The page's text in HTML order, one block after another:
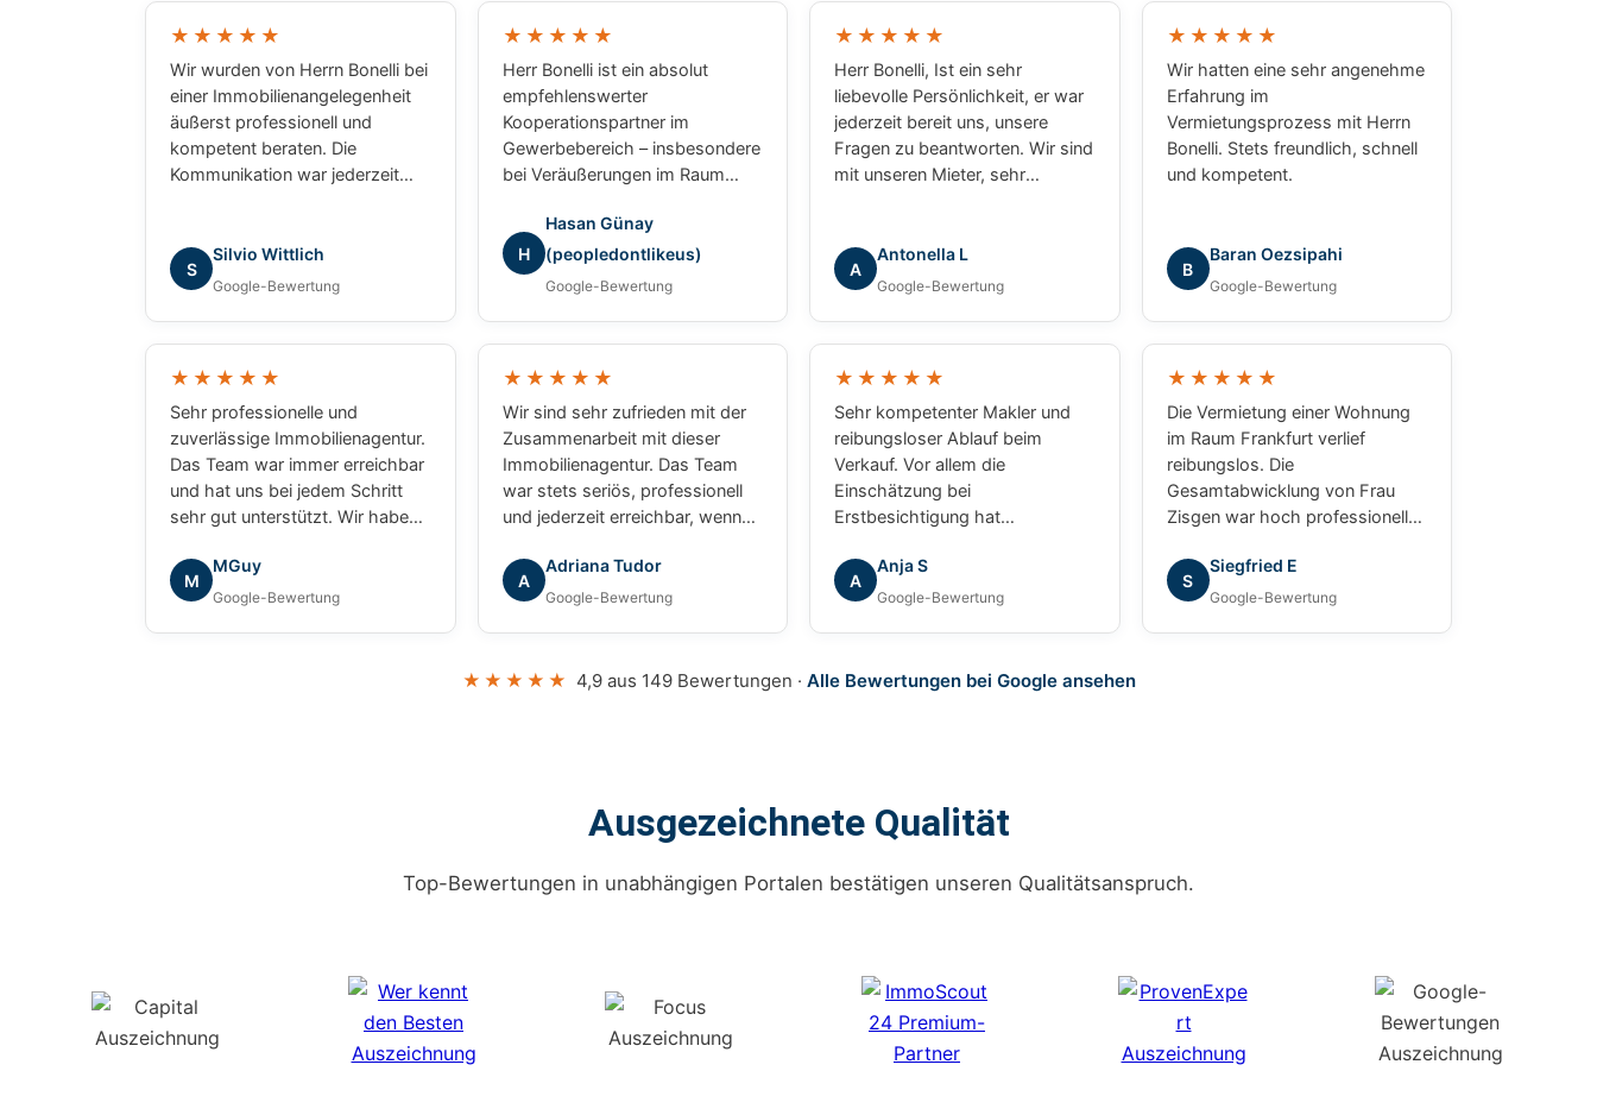
★★★★★
Wir wurden von Herrn Bonelli bei
einer Immobilienangelegenheit
äußerst professionell und
kompetent beraten. Die
Kommunikation war jederzeit
überzeugt haben uns die
fundierte Marktkenntnis, die
Anforderungen. Wir haben uns
während des gesamten
Prozesses bestens betreut
gefühlt und können Herrn Bonelli
uneingeschränkt
weiterempfehlen. Vielen Dank
Zusammenarbeit!
S
Silvio Wittlich
Google-Bewertung
★★★★★
Herr Bonelli ist ein absolut
empfehlenswerter
Kooperationspartner im
Gewerbebereich – insbesondere
bei Veräußerungen im Raum
unserem gemeinsamen Projekt
war er in puncto
Prozessabwicklung ein
gewerbliche Transaktionen
würde ich jederzeit wieder mit
ihm zusammenarbeiten.
H
Hasan Günay
(peopledontlikeus)
Google-Bewertung
★★★★★
Herr Bonelli, Ist ein sehr
liebevolle Persönlichkeit, er war
jederzeit bereit uns, unsere
Fragen zu beantworten. Wir sind
mit unseren Mieter, sehr
die Firma Grundum weitergeben.
Lg Luca
A
Antonella L
Google-Bewertung
★★★★★
Wir hatten eine sehr angenehme
Erfahrung im
Vermietungsprozess mit Herrn
Bonelli. Stets freundlich, schnell
und kompetent.
B
Baran Oezsipahi
Google-Bewertung
★★★★★
Sehr professionelle und
zuverlässige Immobilienagentur.
Das Team war immer erreichbar
und hat uns bei jedem Schritt
sehr gut unterstützt. Wir haben
Kaufprozesses gut betreut
gefühlt. Vielen Dank für die tolle
M
MGuy
Google-Bewertung
★★★★★
Wir sind sehr zufrieden mit der
Zusammenarbeit mit dieser
Immobilienagentur. Das Team
war stets seriös, professionell
und jederzeit erreichbar, wenn
Sie waren immer hilfsbereit und
haben uns während des
können die Agentur mit gutem
A
Adriana Tudor
Google-Bewertung
★★★★★
Sehr kompetenter Makler und
reibungsloser Ablauf beim
Verkauf. Vor allem die
Einschätzung bei
Erstbesichtigung hat
gepasst. Absolut zu empfehlen!
A
Anja S
Google-Bewertung
★★★★★
Die Vermietung einer Wohnung
im Raum Frankfurt verlief
reibungslos. Die
Gesamtabwicklung von Frau
Zisgen war hoch professionell
Herrn Bonelli und Frau Zisgen
war sehr angenehm. Ich kann
S
Siegfried E
Google-Bewertung
★★★★★ 4,9 aus 149 Bewertungen · Alle Bewertungen bei Google ansehen
Ausgezeichnete Qualität
Top-Bewertungen in unabhängigen Portalen bestätigen unseren Qualitätsanspruch.